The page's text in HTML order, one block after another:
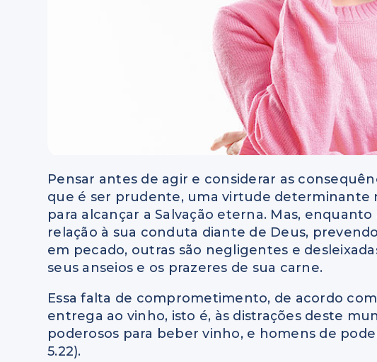
Pensar antes de agir e considerar as
que é ser prudente, uma virtude determinante
para alcançar a Salvação eterna. Mas,
relação à sua conduta diante de Deus,
em pecado, outras são negligentes e
seus anseios e os prazeres de sua carne.
Essa falta de comprometimento, de acordo
entrega ao vinho, isto é, às distrações deste
poderosos para beber vinho, e homens de
5.22).